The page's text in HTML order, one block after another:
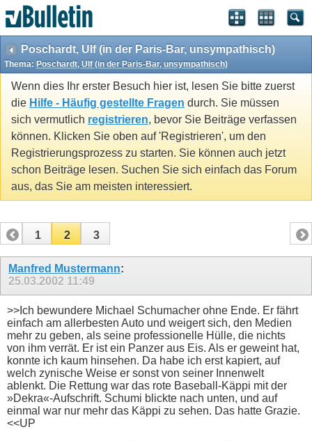
Poschardt, Ulf (in der Paris-Bar, unsympathisch)
Thema: Poschardt, Ulf (in der Paris-Bar, unsympathisch)
Wenn dies Ihr erster Besuch hier ist, lesen Sie bitte zuerst
die Hilfe - Häufig gestellte Fragen durch. Sie müssen
sich vermutlich registrieren, bevor Sie Beiträge verfassen
können. Klicken Sie oben auf 'Registrieren', um den
Registrierungsprozess zu starten. Sie können auch jetzt
schon Beiträge lesen. Suchen Sie sich einfach das Forum
aus, das Sie am meisten interessiert.
1 2 3
Manfred Mustermann:
25.03.2002 11:49
>>Ich bewundere Michael Schumacher ohne Ende. Er fährt
einfach am allerbesten Auto und weigert sich, den Medien
mehr zu geben, als seine professionelle Hülle, die nichts
von ihm verrät. Er ist ein Panzer aus Eis. Als er geweint hat,
konnte ich kaum hinsehen. Da habe ich erst kapiert, auf
welch zynische Weise er sonst von seiner Innenwelt
ablenkt. Die Rettung war das rote Baseball-Käppi mit der
»Dekra«-Aufschrift. Schumi blickte nach unten, und auf
einmal war nur mehr das Käppi zu sehen. Das hatte Grazie.
<<UP